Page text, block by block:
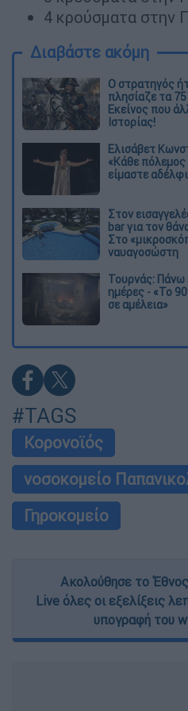
4 κρούσματα στην
Διαβάστε ακόμη
O στρατηγός
πλησίαζε τα
Εκείνος που
Ιστορίας!
Ελισάβετ
«Κάθε πόλεμος
είμαστε
Στον
bar για τον
Στο
ναυαγοσώστη
Τουρνάς: Πάνω
ημέρες - «Το
σε αμέλεια»
#TAGS
Κορονοϊός
νοσοκομείο
Γηροκομείο
Ακολούθησε το
Live όλες οι εξελίξεις
υπογραφή του